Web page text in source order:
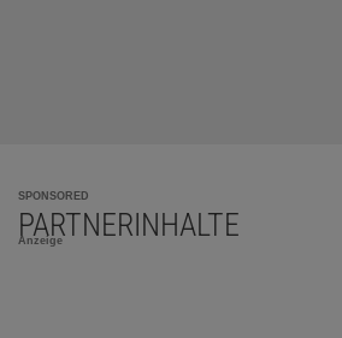
SPONSORED
PARTNERINHALTE
Anzeige